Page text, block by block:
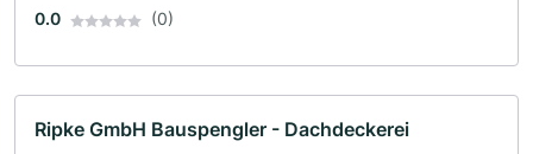
0.0 (0)
Ripke GmbH Bauspengler - Dachdeckerei